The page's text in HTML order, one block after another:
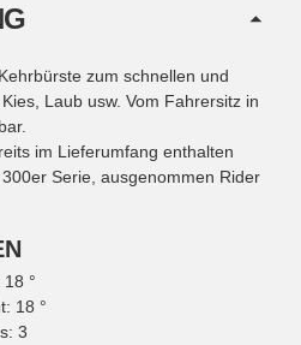
zum schnellen und
Laub usw. Vom Fahrersitz in
im Lieferumfang enthalten
Serie, ausgenommen Rider
°
18 °
3